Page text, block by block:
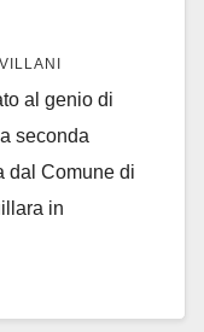
al genio di
seconda
dal Comune di
in